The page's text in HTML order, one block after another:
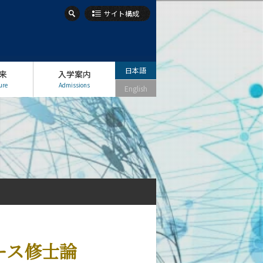
サイト構成
入学案内
Admissions
日本語
English
ス修士論